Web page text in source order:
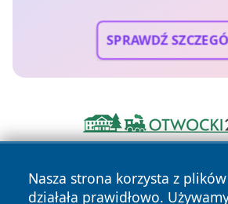
SPRAWDŹ
Nasza strona korzysta z
działała prawidłowo.